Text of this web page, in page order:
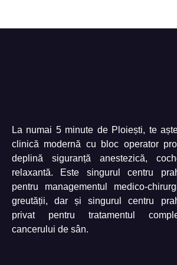
La numai 5 minute de Ploiești, te
clinică modernă cu bloc operator
deplină siguranță anestezică,
relaxantă. Este singurul centru
pentru managementul medico-
greutății, dar și singurul centru
privat pentru tratamentul
cancerului de sân.